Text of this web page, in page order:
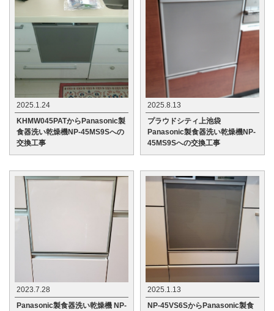
2025.1.24
KHMW045PATからPanasonic製
食器洗い乾燥機NP-45MS9Sへの
交換工事
2025.8.13
プラウドシティ上池袋
Panasonic製食器洗い乾燥機NP-
45MS9Sへの交換工事
2023.7.28
Panasonic製食器洗い乾燥機 NP-
2025.1.13
NP-45VS6SからPanasonic製食